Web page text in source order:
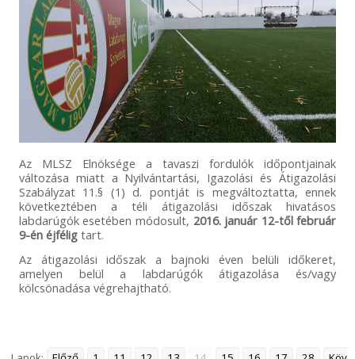
Az MLSZ Elnöksége a tavaszi fordulók időpontjainak
változása miatt a Nyilvántartási, Igazolási és Átigazolási
Szabályzat 11.§ (1) d. pontját is megváltoztatta, ennek
következtében a téli átigazolási időszak hivatásos
labdarúgók esetében módosult, 2016. január 12-től február
9-én éjféligtart.
Az átigazolási időszak a bajnoki éven belüli időkeret,
amelyen belül a labdarúgók átigazolása és/vagy
kölcsönadása végrehajtható.